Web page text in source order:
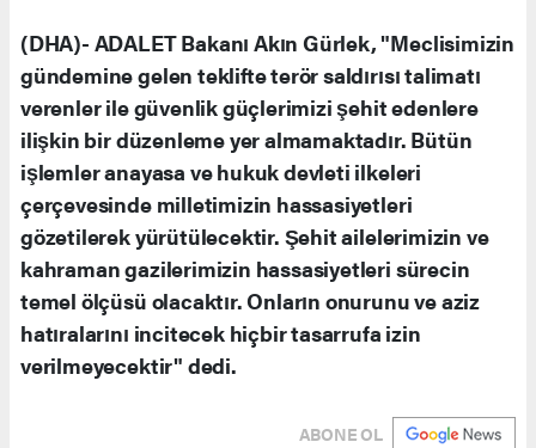
(DHA)- ADALET Bakanı Akın Gürlek, "Meclisimizin
gündemine gelen teklifte terör saldırısı talimatı
verenler ile güvenlik güçlerimizi şehit edenlere
ilişkin bir düzenleme yer almamaktadır. Bütün
işlemler anayasa ve hukuk devleti ilkeleri
çerçevesinde milletimizin hassasiyetleri
gözetilerek yürütülecektir. Şehit ailelerimizin ve
kahraman gazilerimizin hassasiyetleri sürecin
temel ölçüsü olacaktır. Onların onurunu ve aziz
hatıralarını incitecek hiçbir tasarrufa izin
verilmeyecektir" dedi.
ABONE OL